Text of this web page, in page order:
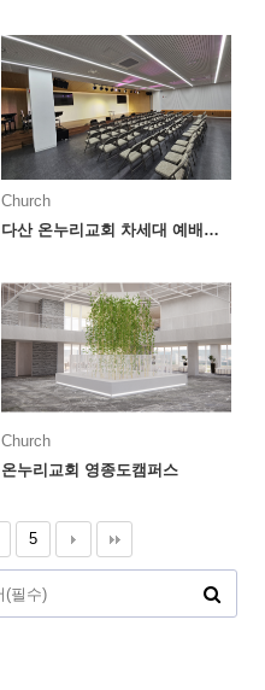
Church
다산 온누리교회 차세대 예배공간
Church
온누리교회 영종도캠퍼스
5